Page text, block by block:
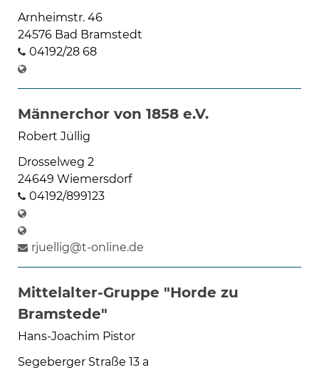
Arnheimstr. 46
24576 Bad Bramstedt
04192/28 68
Männerchor von 1858 e.V.
Robert Jüllig
Drosselweg 2
24649 Wiemersdorf
04192/899123
rjuellig@t-online.de
Mittelalter-Gruppe "Horde zu
Bramstede"
Hans-Joachim Pistor
Segeberger Straße 13 a